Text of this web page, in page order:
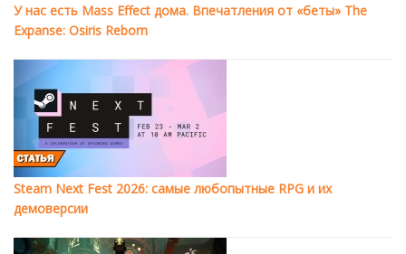
У нас есть Mass Effect дома. Впечатления от «беты» The
Expanse: Osiris Reborn
Steam Next Fest 2026: самые любопытные RPG и их
демоверсии